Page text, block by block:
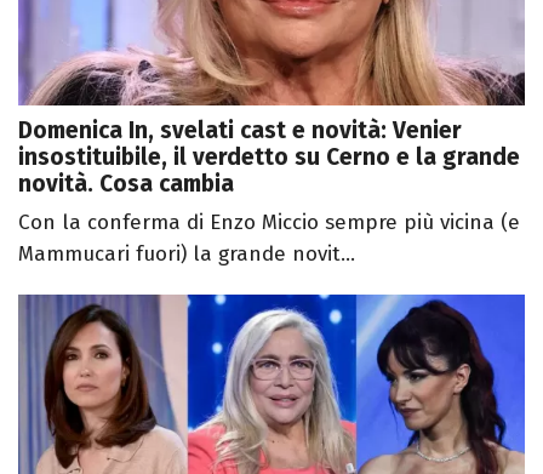
Domenica In, svelati cast e novità: Venier
insostituibile, il verdetto su Cerno e la grande
novità. Cosa cambia
Con la conferma di Enzo Miccio sempre più vicina (e
Mammucari fuori) la grande novit...